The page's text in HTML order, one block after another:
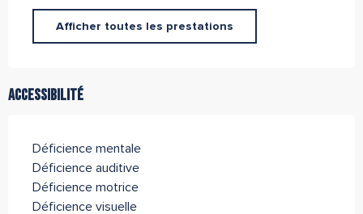
Afficher toutes les prestations
Accessibilité
Déficience mentale
Déficience auditive
Déficience motrice
Déficience visuelle